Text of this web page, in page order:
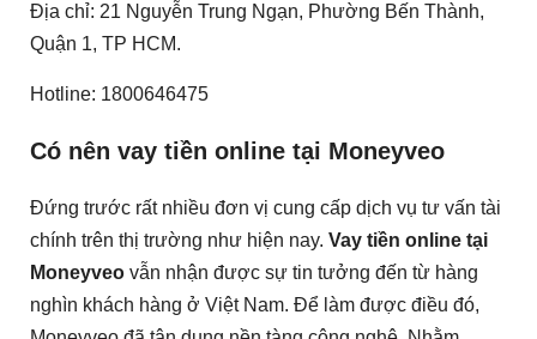
Địa chỉ: 21 Nguyễn Trung Ngạn, Phường Bến Thành,
Quận 1, TP HCM.
Hotline: 1800646475
Có nên vay tiền online tại Moneyveo
Đứng trước rất nhiều đơn vị cung cấp dịch vụ tư vấn tài
chính trên thị trường như hiện nay. Vay tiền online tại
Moneyveo vẫn nhận được sự tin tưởng đến từ hàng
nghìn khách hàng ở Việt Nam. Để làm được điều đó,